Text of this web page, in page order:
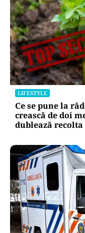
LIFESTYLE
Locul din
interzise în
la 5.000 de lei